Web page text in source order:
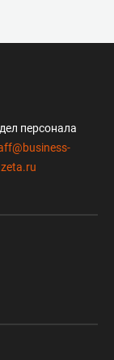
персонала